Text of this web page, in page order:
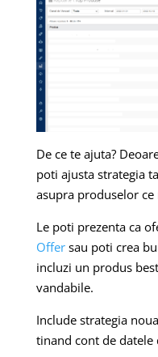
De ce te ajuta?
poti ajusta strategia
asupra produselor
Le poti prezenta ca
Offersau poti crea
incluzi un produs
vandabile.
Include strategia
tinand cont de datele